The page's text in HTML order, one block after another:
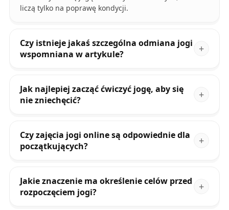
liczą tylko na poprawę kondycji.
Czy istnieje jakaś szczególna odmiana jogi
wspomniana w artykule?
Jak najlepiej zacząć ćwiczyć jogę, aby się
nie zniechęcić?
Czy zajęcia jogi online są odpowiednie dla
początkujących?
Jakie znaczenie ma określenie celów przed
rozpoczęciem jogi?